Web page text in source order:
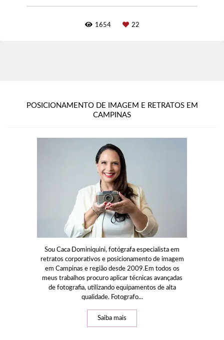
1654 22
POSICIONAMENTO DE IMAGEM E RETRATOS EM
CAMPINAS
Sou Caca Dominiquini, fotógrafa especialista em
retratos corporativos e posicionamento de imagem
em Campinas e região desde 2009.Em todos os
meus trabalhos procuro aplicar técnicas avançadas
de fotografia, utilizando equipamentos de alta
qualidade. Fotografo...
Saiba mais